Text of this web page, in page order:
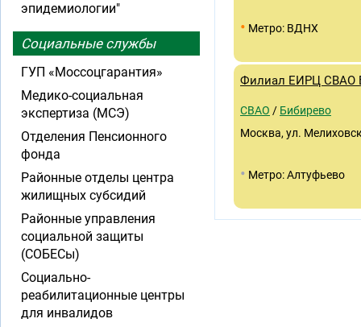
• Метро: ВДНХ
Филиал ЕИРЦ СВАО
СВАО / Бибирево
Москва, ул.
• Метро: Алтуфьево
эпидемиологии"
Социальные службы
ГУП «Моссоцгарантия»
Медико-социальная
экспертиза (МСЭ)
Отделения Пенсионного
фонда
Районные отделы центра
жилищных субсидий
Районные управления
социальной защиты
(СОБЕСы)
Социально-
реабилитационные центры
для инвалидов